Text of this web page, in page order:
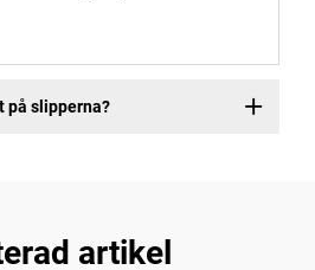
på slipperna?
artikel